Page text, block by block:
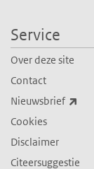
Service
Over deze site
Contact
Nieuwsbrief
Cookies
Disclaimer
Citeersuggestie